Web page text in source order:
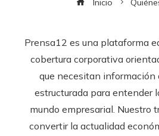
Inicio
Prensa12 es una plataforma
cobertura corporativa
que necesitan
estructurada para entender
mundo empresarial. Nuestro
convertir la actualidad